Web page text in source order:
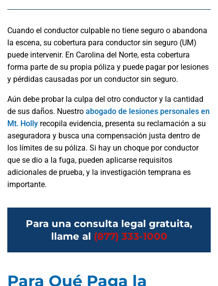
Cuando el conductor culpable no tiene seguro o abandona
la escena, su cobertura para conductor sin seguro (UM)
puede intervenir. En Carolina del Norte, esta cobertura
forma parte de su propia póliza y puede pagar por lesiones
y pérdidas causadas por un conductor sin seguro.
Aún debe probar la culpa del otro conductor y la cantidad
de sus daños. Nuestro abogado de lesiones personales en
Mt. Holly recopila evidencia, presenta su reclamación a su
aseguradora y busca una compensación justa dentro de
los límites de su póliza. Si hay un choque por conductor
que se dio a la fuga, pueden aplicarse requisitos
adicionales de prueba, y la investigación temprana es
importante.
Para una consulta legal gratuita,
llame al (877) 333-1000
Para Qué Paga la